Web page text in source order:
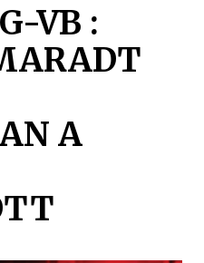
VB :
A